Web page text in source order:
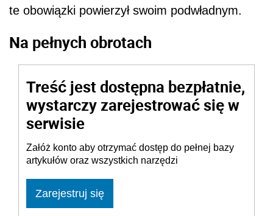
te obowiązki powierzył swoim podwładnym.
Na pełnych obrotach
Treść jest dostępna bezpłatnie,
wystarczy zarejestrować się w
serwisie
Załóż konto aby otrzymać dostęp do pełnej bazy
artykułów oraz wszystkich narzędzi
Zarejestruj się